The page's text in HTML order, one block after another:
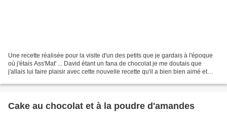
Une recette réalisée pour la visite d'un des petits que je gardais à l'époque
où j'étais Ass'Mat' ... David étant un fana de chocolat je me doutais que
j'allais lui faire plaisir avec cette nouvelle recette qu'il a bien bien aimé et
Cake au chocolat et à la poudre d'amandes